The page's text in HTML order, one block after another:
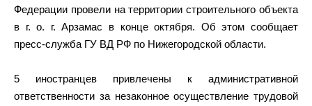
Федерации провели на территории строительного объекта
в г. о. г. Арзамас в конце октября. Об этом сообщает
пресс-служба ГУ ВД РФ по Нижегородской области.
5 иностранцев привлечены к административной
ответственности за незаконное осуществление трудовой